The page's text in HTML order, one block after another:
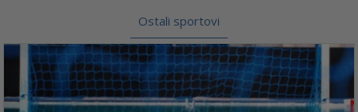
Ostali sportovi